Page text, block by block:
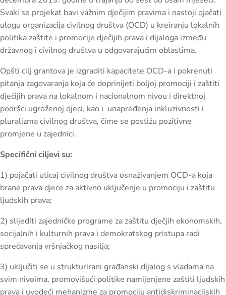
Svaki se projekat bavi važnim dječijim pravima i nastoji ojačati
ulogu organizacija civilnog društva (OCD) u kreiranju lokalnih
politika zaštite i promocije dječijih prava i dijaloga između
državnog i civilnog društva u odgovarajućim oblastima.
Opšti cilj grantova je izgraditi kapacitete OCD-a i pokrenuti
pitanja zagovaranja koja će doprinijeti boljoj promociji i zaštiti
dječijih prava na lokalnom i nacionalnom nivou i direktnoj
podršci ugroženoj djeci, kao i unapređenja inkluzivnosti i
pluralizma civilnog društva, čime se postižu pozitivne
promjene u zajednici.
Specifični ciljevi su:
1) pojačati uticaj civilnog društva osnaživanjem OCD-a koja
brane prava djece za aktivno uključenje u promociju i zaštitu
ljudskih prava;
2) slijediti zajedničke programe za zaštitu dječjih ekonomskih,
socijalnih i kulturnih prava i demokratskog pristupa radi
sprečavanja vršnjačkog nasilja;
3) uključiti se u strukturirani građanski dijalog s vladama na
svim nivoima, promovišući politike namijenjene zaštiti ljudskih
prava i uvodeći mehanizme za promociju antidiskriminacijskih